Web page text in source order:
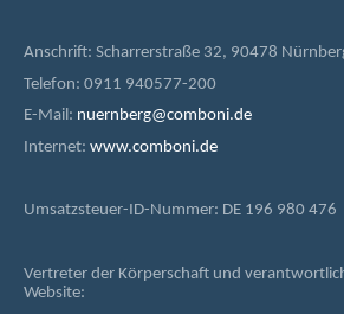
Anschrift: Scharrerstraße 32, 90478
Telefon: 0911 940577-200
E-Mail: nuernberg@comboni.de
Internet: www.comboni.de
Umsatzsteuer-ID-Nummer: DE 196 980 476
Vertreter der Körperschaft und
Website: